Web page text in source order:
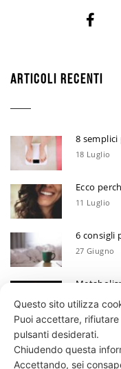
ARTICOLI RECENTI
8 semplici
18 Luglio
Ecco
11 Luglio
6 consigli
27 Giugno
13 Giugno
Ecco
30 Maggio
Questo sito utilizza
Puoi accettare,
pulsanti desiderati.
Chiudendo questa
Accettando, sei